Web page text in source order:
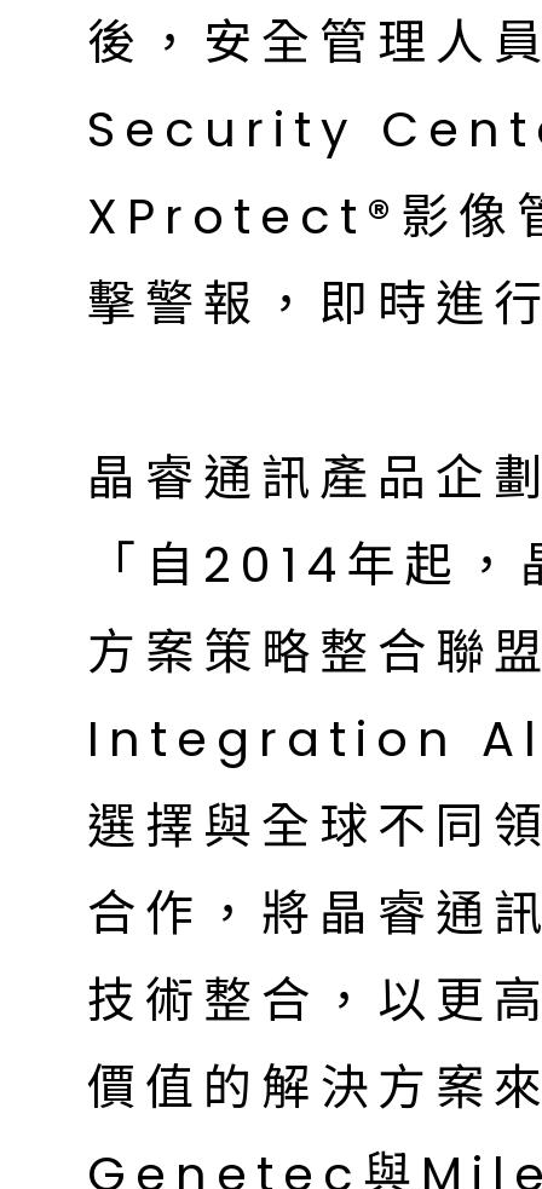
後，安全管理
Security
XProtect®影像
擊警報，即時進
晶睿通訊產品企
「自2014年起
方案策略整合
Integration
選擇與全球不同
合作，將晶睿通
技術整合，以更
價值的解決方案
Genetec與